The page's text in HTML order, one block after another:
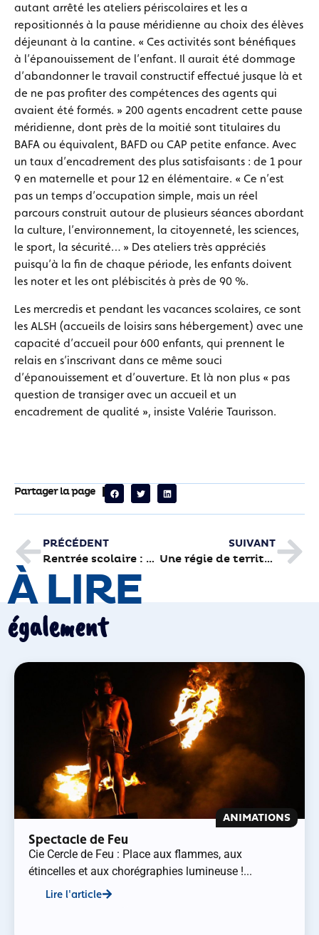
autant arrêté les ateliers périscolaires et les a
repositionnés à la pause méridienne au choix des élèves
déjeunant à la cantine. « Ces activités sont bénéfiques
à l’épanouissement de l’enfant. Il aurait été dommage
d’abandonner le travail constructif effectué jusque là et
de ne pas profiter des compétences des agents qui
avaient été formés. » 200 agents encadrent cette pause
méridienne, dont près de la moitié sont titulaires du
BAFA ou équivalent, BAFD ou CAP petite enfance. Avec
un taux d’encadrement des plus satisfaisants : de 1 pour
9 en maternelle et pour 12 en élémentaire. « Ce n’est
pas un temps d’occupation simple, mais un réel
parcours construit autour de plusieurs séances abordant
la culture, l’environnement, la citoyenneté, les sciences,
le sport, la sécurité… » Des ateliers très appréciés
puisqu’à la fin de chaque période, les enfants doivent
les noter et les ont plébiscités à près de 90 %.
Les mercredis et pendant les vacances scolaires, ce sont
les ALSH (accueils de loisirs sans hébergement) avec une
capacité d’accueil pour 600 enfants, qui prennent le
relais en s’inscrivant dans ce même souci
d’épanouissement et d’ouverture. Et là non plus « pas
question de transiger avec un accueil et un
encadrement de qualité », insiste Valérie Taurisson.
Partager la page
PRÉCÉDENT
Rentrée scolaire : un restaurant tout neuf à Paul de Salvandy
SUIVANT
Une régie de territoire comme moyen d’insertion par l’emploi
À LIRE
également
ANIMATIONS
Spectacle de Feu
Cie Cercle de Feu : Place aux flammes, aux
étincelles et aux chorégraphies lumineuse !...
Lire l'article